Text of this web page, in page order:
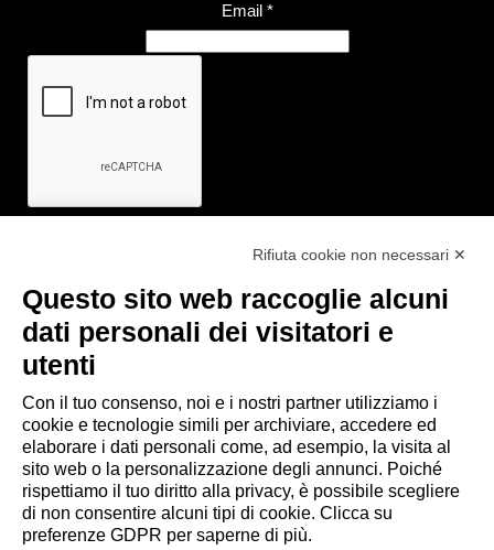
Email *
Link utili
- Ufficio di informazione e accoglienza turistica di Maranello, Fiorano
- Comune di Formigine
- Trasporti Locali
- Trenitalia
Scarica le app
Rifiuta cookie non necessari ✕
Questo sito web raccoglie alcuni
dati personali dei visitatori e
utenti
Con il tuo consenso, noi e i nostri partner utilizziamo i
cookie e tecnologie simili per archiviare, accedere ed
elaborare i dati personali come, ad esempio, la visita al
sito web o la personalizzazione degli annunci. Poiché
rispettiamo il tuo diritto alla privacy, è possibile scegliere
di non consentire alcuni tipi di cookie. Clicca su
preferenze GDPR per saperne di più.